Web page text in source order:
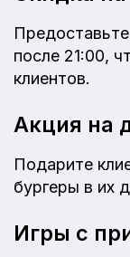
после 21:00,
клиентов.
Акция на
Подарите
бургеры в их
Игры с